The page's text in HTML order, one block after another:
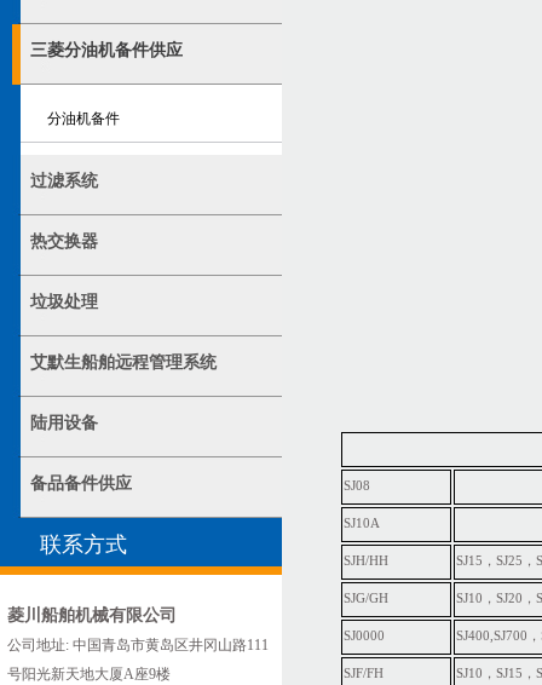
三菱分油机备件供应
分油机备件
过滤系统
热交换器
垃圾处理
艾默生船舶远程管理系统
陆用设备
备品备件供应
联系方式
菱川船舶机械有限公司
公司地址: 中国青岛市黄岛区井冈山路111
号阳光新天地大厦A座9楼
SJ08
SJ10A
SJH/HH SJ15，SJ25，
SJG/GH SJ10，SJ20，
SJ0000 SJ400,SJ700
SJF/FH SJ10，SJ15，